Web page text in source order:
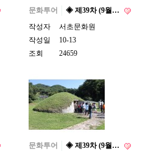
문화투어
◈ 제39차 (9월…
작성자
서초문화원
작성일
10-13
조회
24659
문화투어
◈ 제39차 (9월…